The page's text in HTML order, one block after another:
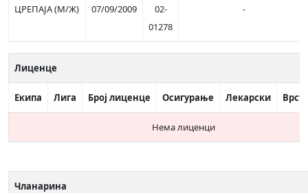
ЦРЕПАЈА (М/Ж) 07/09/2009
02-
01278
-
Лиценце
Екипа Лига Број лиценце Осигурање Лекарски
Нема лиценци
Чланарина